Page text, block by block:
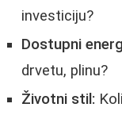
investiciju?
Dostupni
drvetu, plinu?
Životni stil: